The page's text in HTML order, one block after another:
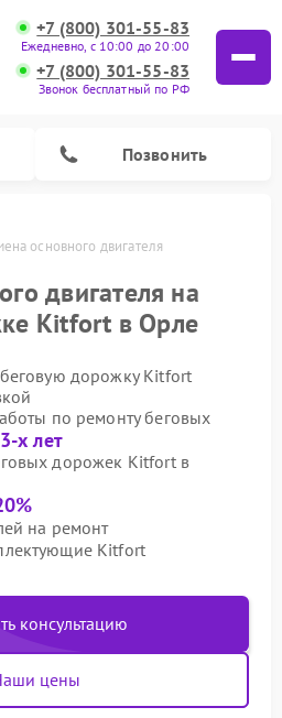
+7 (800) 301-55-83
Ежедневно, с 10:00 до 20:00
+7 (800) 301-55-83
Звонок бесплатный по РФ
Позвонить
основного двигателя
двигателя на
Kitfort в Орле
дорожку Kitfort
по ремонту беговых
х лет
дорожек Kitfort в
на ремонт
Kitfort
консультацию
цены